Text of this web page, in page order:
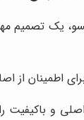
یک تصمیم
اطمینان از
و